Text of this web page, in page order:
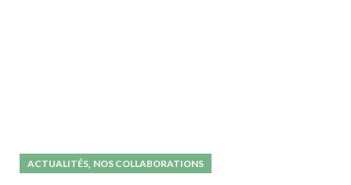
ACTUALITÉS, NOS COLLABORATIONS